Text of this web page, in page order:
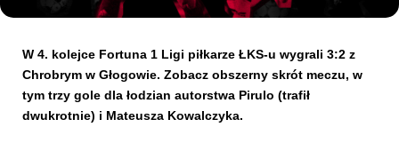
Kibice
W 4. kolejce Fortuna 1 Ligi piłkarze ŁKS-u wygrali 3:2 z
Chrobrym w Głogowie. Zobacz obszerny skrót meczu, w
tym trzy gole dla łodzian autorstwa Pirulo (trafił
dwukrotnie) i Mateusza Kowalczyka.